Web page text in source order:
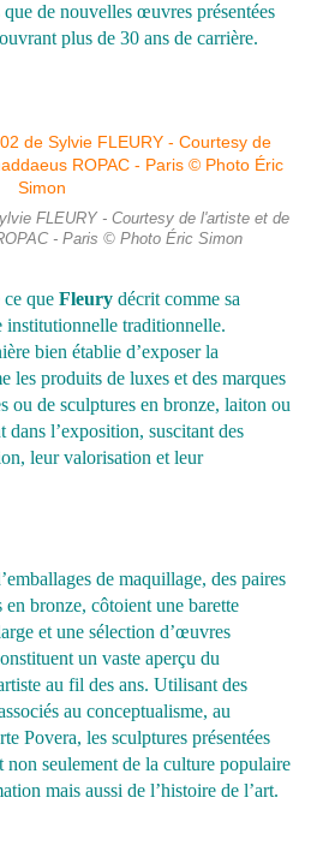
de nouvelles œuvres présentées
plus de 30 ans de carrière.
FLEURY - Courtesy de l'artiste et de
- Paris © Photo Éric Simon
que Fleury décrit comme sa
institutionnelle traditionnelle.
bien établie d’exposer la
les produits de luxes et des marques
ou de sculptures en bronze, laiton ou
l’exposition, suscitant des
leur valorisation et leur
de maquillage, des paires
en bronze, côtoient une barette
et une sélection d’œuvres
un vaste aperçu du
au fil des ans. Utilisant des
au conceptualisme, au
Povera, les sculptures présentées
non seulement de la culture populaire
mais aussi de l’histoire de l’art.